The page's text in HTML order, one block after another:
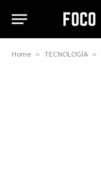
Home » TECNOLOGÍA »